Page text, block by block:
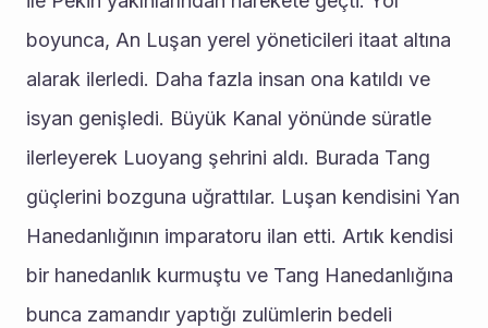
boyunca, An Luşan yerel yöneticileri itaat altına
alarak ilerledi. Daha fazla insan ona katıldı ve
isyan genişledi. Büyük Kanal yönünde süratle
ilerleyerek Luoyang şehrini aldı. Burada Tang
güçlerini bozguna uğrattılar. Luşan kendisini Yan
Hanedanlığının imparatoru ilan etti. Artık kendisi
bir hanedanlık kurmuştu ve Tang Hanedanlığına
bunca zamandır yaptığı zulümlerin bedeli